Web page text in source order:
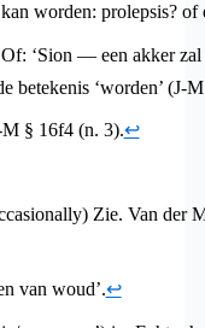
worden: prolepsis?
Of: ‘Sion — een akker
betekenis ‘worden’ (J-
§ 16f4 (n. 3).↩︎
Zie. Van der
van woud’.↩︎